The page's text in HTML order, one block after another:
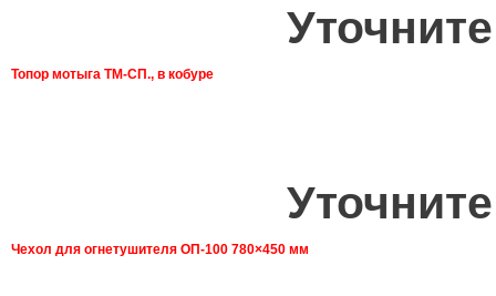
Топор мотыга ТМ-СП., в кобуре
Чехол для огнетушителя ОП-100 780×450 мм